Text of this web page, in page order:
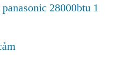
28000btu 1